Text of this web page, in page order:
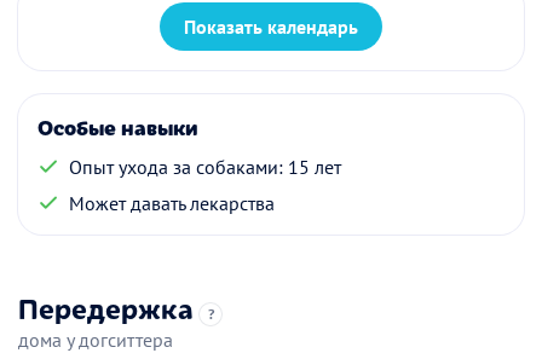
Показать календарь
Особые навыки
Опыт ухода за собаками: 15 лет
Может давать лекарства
Передержка ?
дома у догситтера